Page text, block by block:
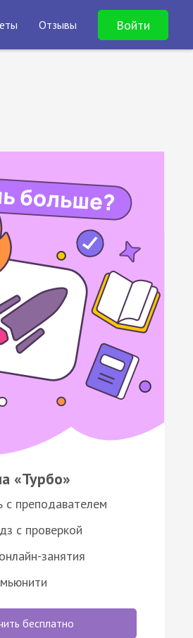
Отзывы Войти
«Турбо»
с преподавателем
с проверкой
занятия
бесплатно